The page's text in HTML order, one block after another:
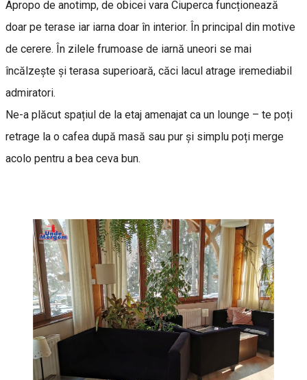
Apropo de anotimp, de obicei vara Ciuperca funcționează
doar pe terase iar iarna doar în interior. În principal din motive
de cerere. În zilele frumoase de iarnă uneori se mai
încălzește și terasa superioară, căci lacul atrage iremediabil
admiratori.
Ne-a plăcut spațiul de la etaj amenajat ca un lounge – te poți
retrage la o cafea după masă sau pur și simplu poți merge
acolo pentru a bea ceva bun.